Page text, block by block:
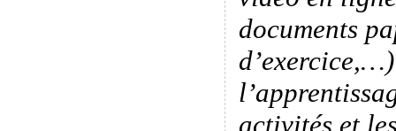
documents
activités et